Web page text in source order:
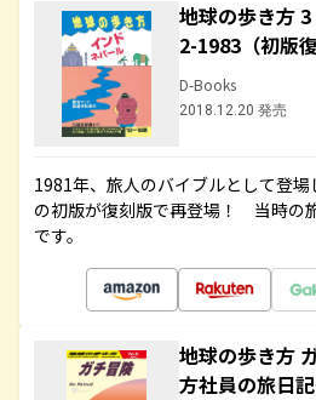
地球の歩き方
2-1983（初版復
D-Books
2018.12.20 発売
1981年、旅人のバイブルとして登
の初版が復刻版で再登場！ 当時の
です。
地球の歩き方
方社員の旅日